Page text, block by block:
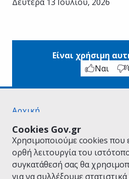
Cookies Gov.gr
Χρησιμοποιούμε cookies που
ορθή λειτουργία του
συγκατάθεσή σας θα
για να συλλέξουμε
Είναι χρήσιμη
Ναι
Αρχική
Όροι Χρήσης
Πολιτική Απορρήτου
Δήλωση προσβασιμότητας
Πολιτική cookies